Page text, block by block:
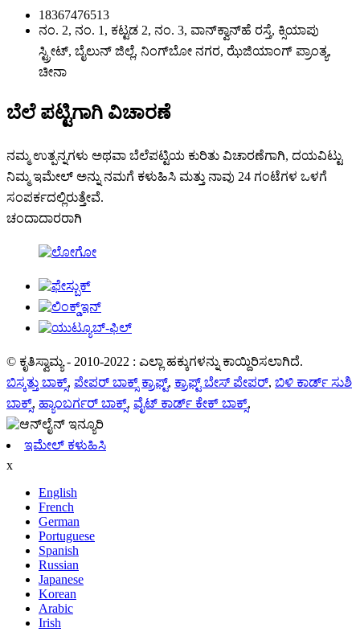
18367476513
ನಂ. 2, ನಂ. 1, ಕಟ್ಟಡ 2, ನಂ. 3, ವಾನ್‌ಕ್ವಾನ್‌ಹೆ ರಸ್ತೆ, ಕ್ಸಿಯಾಪು
ಸ್ಟ್ರೀಟ್, ಬೈಲುನ್ ಜಿಲ್ಲೆ, ನಿಂಗ್‌ಬೋ ನಗರ, ಝೆಜಿಯಾಂಗ್ ಪ್ರಾಂತ್ಯ,
ಚೀನಾ
ಬೆಲೆ ಪಟ್ಟಿಗಾಗಿ ವಿಚಾರಣೆ
ನಮ್ಮ ಉತ್ಪನ್ನಗಳು ಅಥವಾ ಬೆಲೆಪಟ್ಟಿಯ ಕುರಿತು ವಿಚಾರಣೆಗಾಗಿ, ದಯವಿಟ್ಟು
ನಿಮ್ಮ ಇಮೇಲ್ ಅನ್ನು ನಮಗೆ ಕಳುಹಿಸಿ ಮತ್ತು ನಾವು 24 ಗಂಟೆಗಳ ಒಳಗೆ
ಸಂಪರ್ಕದಲ್ಲಿರುತ್ತೇವೆ.
ಚಂದಾದಾರರಾಗಿ
© ಕೃತಿಸ್ವಾಮ್ಯ - 2010-2022 : ಎಲ್ಲಾ ಹಕ್ಕುಗಳನ್ನು ಕಾಯ್ದಿರಿಸಲಾಗಿದೆ.
ಬಿಸ್ಕತ್ತು ಬಾಕ್ಸ್, ಪೇಪರ್ ಬಾಕ್ಸ್ ಕ್ರಾಫ್ಟ್, ಕ್ರಾಫ್ಟ್ ಬೇಸ್ ಪೇಪರ್, ಬಿಳಿ ಕಾರ್ಡ್ ಸುಶಿ
ಬಾಕ್ಸ್, ಹ್ಯಾಂಬರ್ಗರ್ ಬಾಕ್ಸ್, ವೈಟ್ ಕಾರ್ಡ್ ಕೇಕ್ ಬಾಕ್ಸ್,
ಇಮೇಲ್ ಕಳುಹಿಸಿ
x
English
French
German
Portuguese
Spanish
Russian
Japanese
Korean
Arabic
Irish